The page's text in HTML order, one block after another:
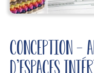
Conception -
d'espaces